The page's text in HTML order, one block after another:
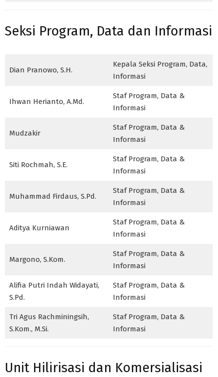
Seksi Program, Data dan Informasi
Dian Pranowo, S.H.
Kepala Seksi Program, Data,
Informasi
Ihwan Herianto, A.Md.
Staf Program, Data &
Informasi
Mudzakir
Staf Program, Data &
Informasi
Siti Rochmah, S.E.
Staf Program, Data &
Informasi
Muhammad Firdaus, S.Pd.
Staf Program, Data &
Informasi
Aditya Kurniawan
Staf Program, Data &
Informasi
Margono, S.Kom.
Staf Program, Data &
Informasi
Alifia Putri Indah Widayati,
S.Pd.
Staf Program, Data &
Informasi
Tri Agus Rachminingsih,
S.Kom., M.Si.
Staf Program, Data &
Informasi
Unit Hilirisasi dan Komersialisasi